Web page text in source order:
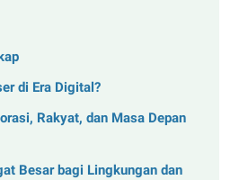
di Era Digital?
Rakyat, dan Masa Depan
Besar bagi Lingkungan dan